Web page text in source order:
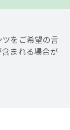
をご希望の言
まれる場合が